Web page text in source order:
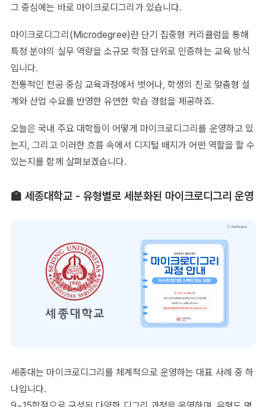
그 중심에는 바로 마이크로디그리가 있습니다.
마이크로디그리(Microdegree)란 단기 집중형 커리큘럼을 통해
특정 분야의 실무 역량을 소규모 학점 단위로 인증하는 교육 방식
입니다.
전통적인 전공 중심 교육과정에서 벗어나, 학생의 진로 맞춤형 설
계와 산업 수요를 반영한 유연한 학습 경험을 제공하죠.
오늘은 국내 주요 대학들이 어떻게 마이크로디그리를 운영하고 있
는지, 그리고 이러한 흐름 속에서 디지털 배지가 어떤 역할을 할 수
있는지를 함께 살펴보겠습니다.
🏫 세종대학교 - 유형별로 세분화된 마이크로디그리 운영
세종대는 마이크로디그리를 체계적으로 운영하는 대표 사례 중 하
나입니다.